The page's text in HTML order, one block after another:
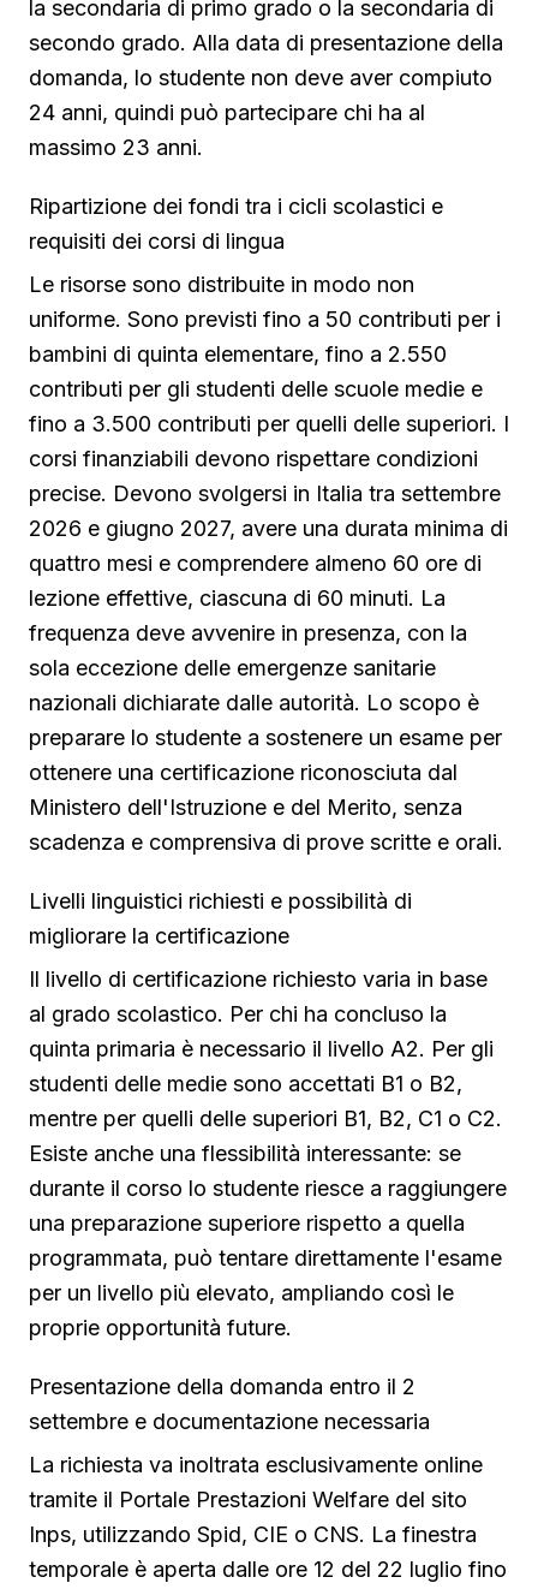
la secondaria di primo grado o la secondaria di
secondo grado. Alla data di presentazione della
domanda, lo studente non deve aver compiuto
24 anni, quindi può partecipare chi ha al
massimo 23 anni.
Ripartizione dei fondi tra i cicli scolastici e
requisiti dei corsi di lingua
Le risorse sono distribuite in modo non
uniforme. Sono previsti fino a 50 contributi per i
bambini di quinta elementare, fino a 2.550
contributi per gli studenti delle scuole medie e
fino a 3.500 contributi per quelli delle superiori. I
corsi finanziabili devono rispettare condizioni
precise. Devono svolgersi in Italia tra settembre
2026 e giugno 2027, avere una durata minima di
quattro mesi e comprendere almeno 60 ore di
lezione effettive, ciascuna di 60 minuti. La
frequenza deve avvenire in presenza, con la
sola eccezione delle emergenze sanitarie
nazionali dichiarate dalle autorità. Lo scopo è
preparare lo studente a sostenere un esame per
ottenere una certificazione riconosciuta dal
Ministero dell'Istruzione e del Merito, senza
scadenza e comprensiva di prove scritte e orali.
Livelli linguistici richiesti e possibilità di
migliorare la certificazione
Il livello di certificazione richiesto varia in base
al grado scolastico. Per chi ha concluso la
quinta primaria è necessario il livello A2. Per gli
studenti delle medie sono accettati B1 o B2,
mentre per quelli delle superiori B1, B2, C1 o C2.
Esiste anche una flessibilità interessante: se
durante il corso lo studente riesce a raggiungere
una preparazione superiore rispetto a quella
programmata, può tentare direttamente l'esame
per un livello più elevato, ampliando così le
proprie opportunità future.
Presentazione della domanda entro il 2
settembre e documentazione necessaria
La richiesta va inoltrata esclusivamente online
tramite il Portale Prestazioni Welfare del sito
Inps, utilizzando Spid, CIE o CNS. La finestra
temporale è aperta dalle ore 12 del 22 luglio fino